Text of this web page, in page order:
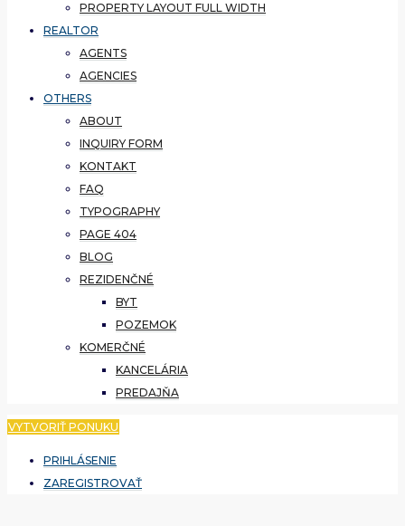
PROPERTY LAYOUT FULL WIDTH
REALTOR
AGENTS
AGENCIES
OTHERS
ABOUT
INQUIRY FORM
KONTAKT
FAQ
TYPOGRAPHY
PAGE 404
BLOG
REZIDENČNÉ
BYT
POZEMOK
KOMERČNÉ
KANCELÁRIA
PREDAJŇA
VYTVORIŤ PONUKU
PRIHLÁSENIE
ZAREGISTROVAŤ